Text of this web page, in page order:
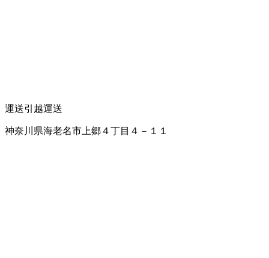
運送引越運送
神奈川県海老名市上郷４丁目４－１１